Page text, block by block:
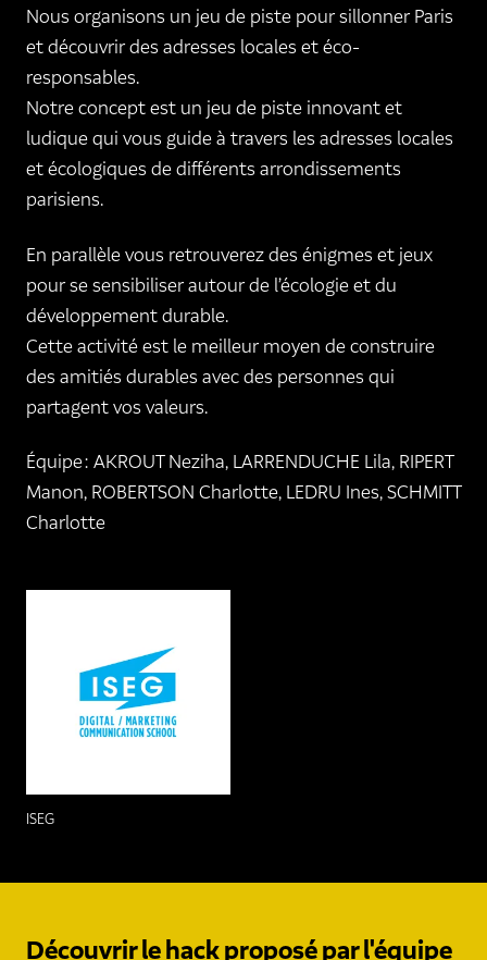
Nous organisons un jeu de piste pour sillonner Paris
et découvrir des adresses locales et éco-
responsables.
Notre concept est un jeu de piste innovant et
ludique qui vous guide à travers les adresses locales
et écologiques de différents arrondissements
parisiens.
En parallèle vous retrouverez des énigmes et jeux
pour se sensibiliser autour de l’écologie et du
développement durable.
Cette activité est le meilleur moyen de construire
des amitiés durables avec des personnes qui
partagent vos valeurs.
Équipe : AKROUT Neziha, LARRENDUCHE Lila, RIPERT
Manon, ROBERTSON Charlotte, LEDRU Ines, SCHMITT
Charlotte
ISEG
Découvrir le hack proposé par l'équipe